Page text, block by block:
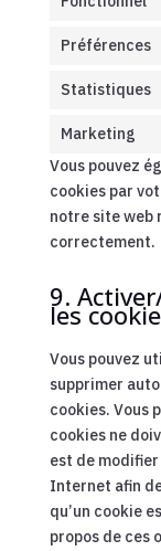
Préférences
Statistiques
Marketing
Vous pouvez
cookies par
notre site web
correctement.
9.
les
Vous pouvez
supprimer
cookies. Vous
cookies ne
est de
Internet afin
qu’un cookie
propos de ces